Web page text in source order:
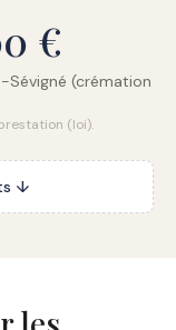
€
(crémation
(loi).
↓